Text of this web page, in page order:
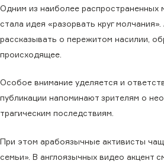
Одним из наиболее распространенных
стала идея «разорвать круг
рассказывать о пережитом насилии,
происходящее.
Особое внимание уделяется и
публикации напоминают зрителям о
трагическим последствиям.
При этом арабоязычные активисты
семьи». В англоязычных видео акцент